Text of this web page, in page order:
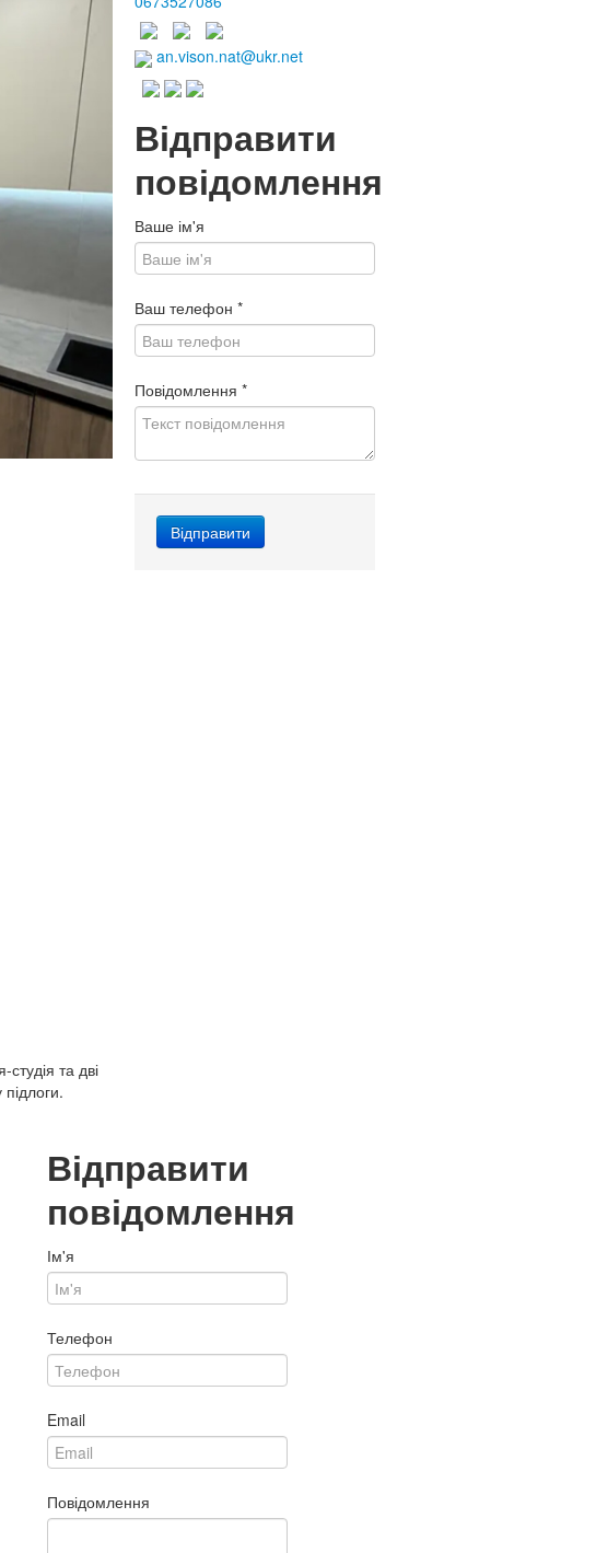
та дві
an.vison.nat@ukr.net
Відправити
повідомлення
Ваше ім'я
Ваш телефон *
Повідомлення *
Відправити
повідомлення
Ім'я
Телефон
Email
Повідомлення